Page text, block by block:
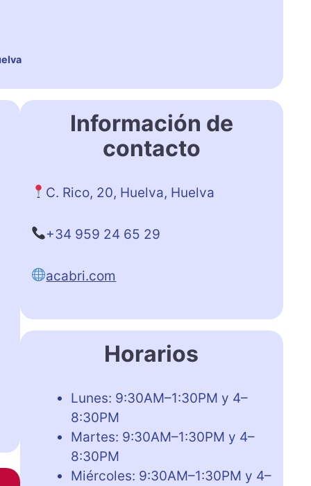
Información de
contacto
C. Rico, 20, Huelva, Huelva
+34 959 24 65 29
acabri.com
Horarios
Lunes: 9:30AM–1:30PM y 4–
8:30PM
Martes: 9:30AM–1:30PM y 4–
8:30PM
Miércoles: 9:30AM–1:30PM y 4–